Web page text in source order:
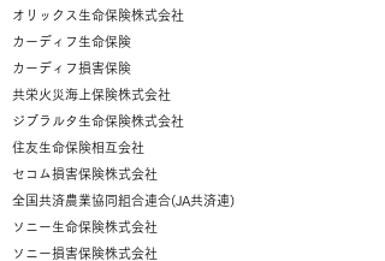
オリックス生命保険株式会社
カーディフ生命保険
カーディフ損害保険
共栄火災海上保険株式会社
ジブラルタ生命保険株式会社
住友生命保険相互会社
セコム損害保険株式会社
全国共済農業協同組合連合(JA共済連)
ソニー生命保険株式会社
ソニー損害保険株式会社